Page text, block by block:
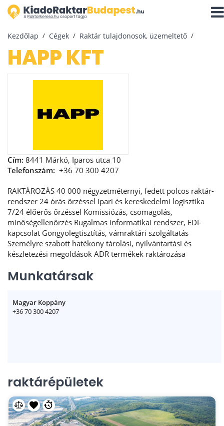
Kezdőlap Cégek Raktár tulajdonosok, üzemeltető
HAPP KFT
Cím: 8441 Márkó, Iparos utca 10
Telefonszám: +36 70 300 4207
RAKTÁROZÁS 40 000 négyzetméternyi, fedett polcos raktár-
rendszer 24 órás őrzéssel Ipari és kereskedelmi logisztika
7/24 élőerős őrzéssel Komissiózás, csomagolás,
minőségellenőrzés Rugalmas informatikai rendszer, EDI-
kapcsolat Göngyölegtisztítás, vámraktári szolgáltatás
Személyre szabott hatékony tárolási, nyilvántartási és
készletezési megoldások ADR termékek raktározása
Munkatársak
Magyar Koppány
+36 70 300 4207
raktárépületek